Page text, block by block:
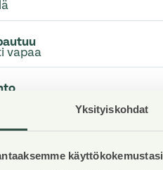
Yksityiskohdat
käyttökokemustasi
vapaa